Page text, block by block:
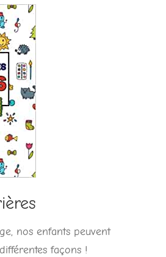
nos enfants peuvent
façons !